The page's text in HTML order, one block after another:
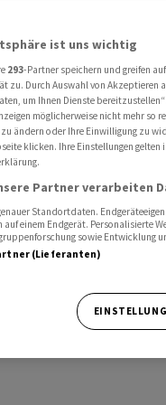
Insider Briefing
vom cash Insider
ist uns wichtig
293-Partner speichern und greifen
zu. Durch Auswahl von Akzeptieren
um Ihnen Dienste
möglicherweise nicht mehr so
ändern oder Ihre Einwilligung zu
klicken. Ihre Einstellungen
Partner verarbeiten
Standortdaten.
einem Endgerät. Personalisierte
sowie Entwicklung
(Lieferanten)